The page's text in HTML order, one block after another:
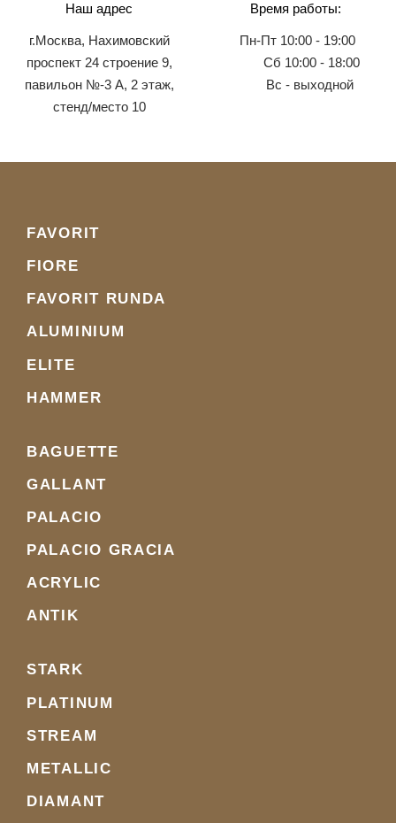
Наш адрес
г.Москва, Нахимовский
проспект 24 строение 9,
павильон №-3 А, 2 этаж,
стенд/место 10
Время работы:
Пн-Пт 10:00 - 19:00
Сб 10:00 - 18:00
Вс - выходной
FAVORIT
FIORE
FAVORIT RUNDA
ALUMINIUM
ELITE
HAMMER
BAGUETTE
GALLANT
PALACIO
PALACIO GRACIA
ACRYLIC
ANTIK
STARK
PLATINUM
STREAM
METALLIC
DIAMANT